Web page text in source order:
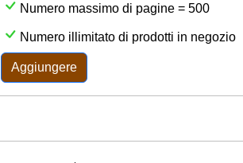
Numero massimo di pagine = 500
Numero illimitato di prodotti in negozio
Aggiungere